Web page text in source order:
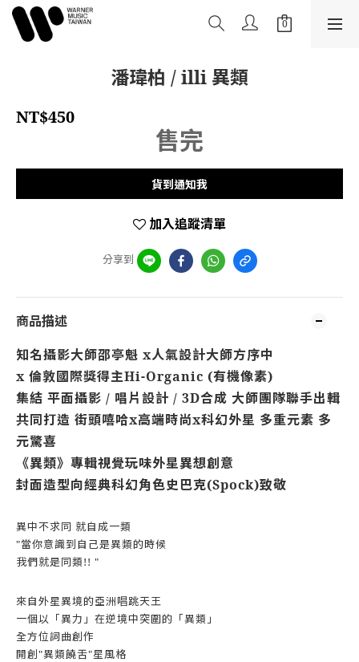
潘瑋柏 / illi 異類
NT$450
售完
貨到通知我
加入追蹤清單
分享到
商品描述
知名攝影大師邵亭魁 x人氣設計大師方序中
x 倫敦國際獎得主Hi-Organic (有機像素)
集結 平面攝影 / 唱片設計 / 3D合成 大師團隊聯手出輯
共同打造 街頭嘻哈x高端時尚x科幻外星 多重元素 多
元驚喜
《異類》專輯視覺玩味外星異想創意
封面造型向經典科幻角色史巴克(Spock)致敬
異中不求同 就自成一類
"當你意識到自己是異類的時候
我們就是同類!! "
來自外星異境的亞洲唱跳天王
一個以「異力」在逆境中突圍的「異類」
全方位詞曲創作
開創"異類饒舌"星風格